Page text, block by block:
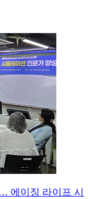
에이징 라이프 시